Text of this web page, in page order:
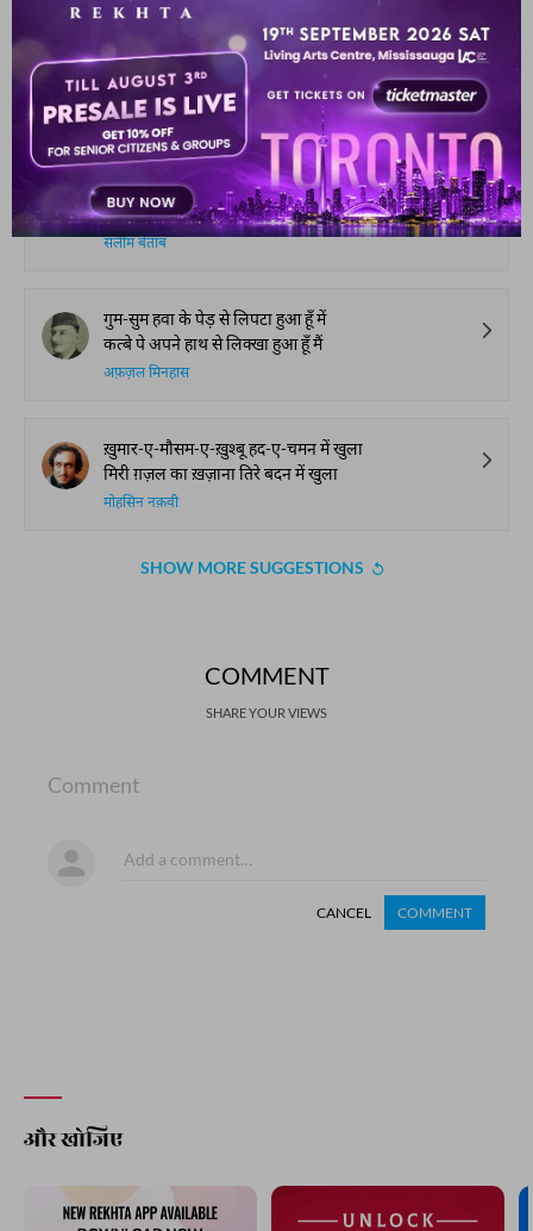
ख़्वाब-ए-देरीना से रुख़्सत का सबब पूछते हैं
चलिए पहले नहीं पूछा था तो अब पूछते हैं
इफ़्तिख़ार आरिफ़
चेहरे पे उस के अश्क की तहरीर बन गई
वो आँख मेरे दर्द की तफ़्सीर बन गई
सलीम बेताब
गुम-सुम हवा के पेड़ से लिपटा हुआ हूँ में
कत्बे पे अपने हाथ से लिक्खा हुआ हूँ मैं
अफ़ज़ल मिनहास
ख़ुमार-ए-मौसम-ए-ख़ुश्बू हद-ए-चमन में खुला
मिरी ग़ज़ल का ख़ज़ाना तिरे बदन में खुला
मोहसिन नक़वी
SHOW MORE SUGGESTIONS
COMMENT
SHARE YOUR VIEWS
Comment
CANCEL COMMENT
और खोजिए